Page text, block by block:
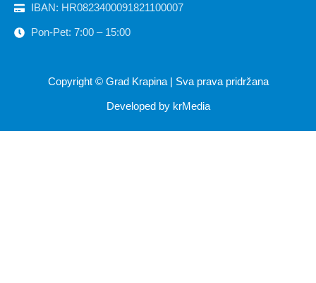
IBAN: HR0823400091821100007
Pon-Pet: 7:00 – 15:00
Copyright © Grad Krapina| Sva prava pridržana
Developed by krMedia